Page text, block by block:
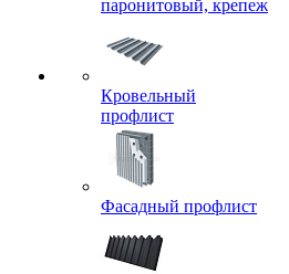
паронитовый, крепеж
Кровельный
профлист
Фасадный профлист